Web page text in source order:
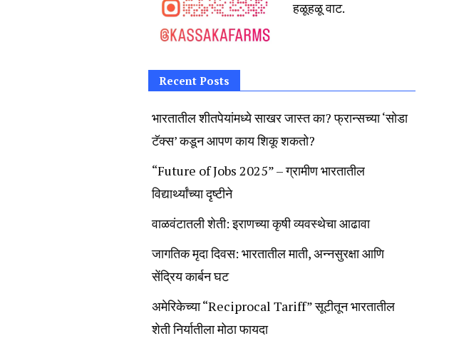
हळूहळू वाट.
Recent Posts
भारतातील शीतपेयांमध्ये साखर जास्त का? फ्रान्सच्या ‘सोडा
टॅक्स’ कडून आपण काय शिकू शकतो?
“Future of Jobs 2025” – ग्रामीण भारतातील
विद्यार्थ्यांच्या दृष्टीने
वाळवंटातली शेती: इराणच्या कृषी व्यवस्थेचा आढावा
जागतिक मृदा दिवस: भारतातील माती, अन्नसुरक्षा आणि
सेंद्रिय कार्बन घट
अमेरिकेच्या “Reciprocal Tariff” सूटीतून भारतातील
शेती निर्यातीला मोठा फायदा